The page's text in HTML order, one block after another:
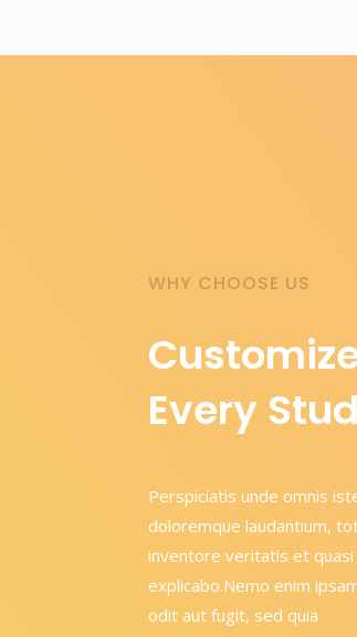
WHY CHOOSE US
Every
Perspiciatis unde omnis
doloremque laudantium,
inventore veritatis et
explicabo.Nemo enim
odit aut fugit, sed quia